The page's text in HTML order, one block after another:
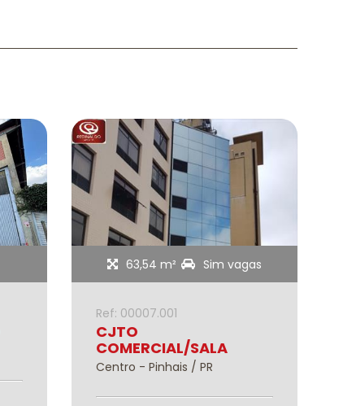
63,54 m² Sim vagas
Ref: 00007.001
CJTO
COMERCIAL/SALA
Centro - Pinhais / PR